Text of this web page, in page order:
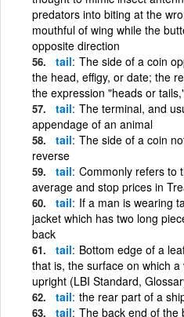
predators into biting at the
mouthful of wing while the
opposite direction
tail The side of a coin
the head, effigy, or date; the
the expression "heads or
tail The terminal, and
appendage of an animal
tail The side of a coin
reverse
tail Commonly refers to
average and stop prices in
tail If a man is wearing
jacket which has two long
back
tail Bottom edge of a
that is, the surface on which
upright (LBI Standard,
tail the rear part of a
tail The back end of the